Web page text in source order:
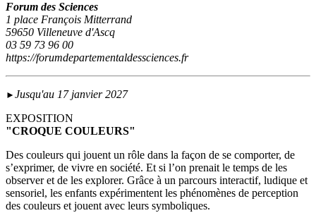
Forum des Sciences
1 place François Mitterrand
59650 Villeneuve d'Ascq
03 59 73 96 00
https://forumdepartementaldessciences.fr
► Jusqu'au 17 janvier 2027
EXPOSITION
"CROQUE COULEURS"
Des couleurs qui jouent un rôle dans la façon de se comporter, de
s’exprimer, de vivre en société. Et si l’on prenait le temps de les
observer et de les explorer. Grâce à un parcours interactif, ludique et
sensoriel, les enfants expérimentent les phénomènes de perception
des couleurs et jouent avec leurs symboliques.